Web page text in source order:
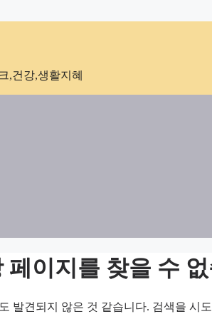
,건강,생활지혜
페이지를 찾을 수
발견되지 않은 것 같습니다. 검색을 시